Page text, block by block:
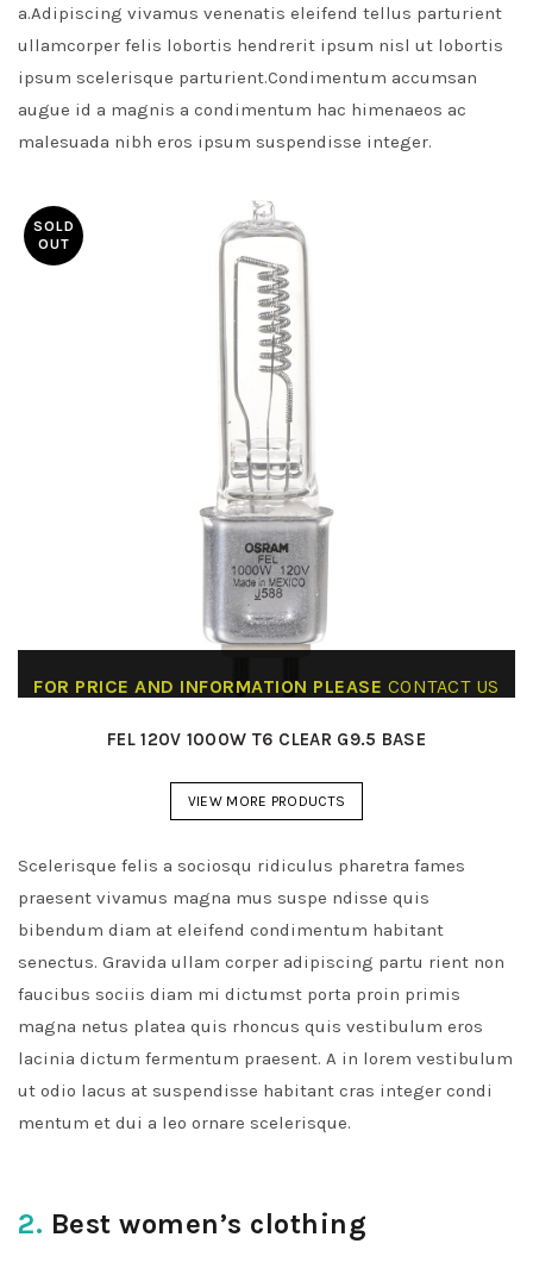
a.Adipiscing vivamus venenatis eleifend tellus parturient
ullamcorper felis lobortis hendrerit ipsum nisl ut lobortis
ipsum scelerisque parturient.Condimentum accumsan
augue id a magnis a condimentum hac himenaeos ac
malesuada nibh eros ipsum suspendisse integer.
SOLD
OUT
FOR PRICE AND INFORMATION PLEASE CONTACT US
FEL 120V 1000W T6 CLEAR G9.5 BASE
VIEW MORE PRODUCTS
Scelerisque felis a sociosqu ridiculus pharetra fames
praesent vivamus magna mus suspe ndisse quis
bibendum diam at eleifend condimentum habitant
senectus. Gravida ullam corper adipiscing partu rient non
faucibus sociis diam mi dictumst porta proin primis
magna netus platea quis rhoncus quis vestibulum eros
lacinia dictum fermentum praesent. A in lorem vestibulum
ut odio lacus at suspendisse habitant cras integer condi
mentum et dui a leo ornare scelerisque.
2. Best women’s clothing